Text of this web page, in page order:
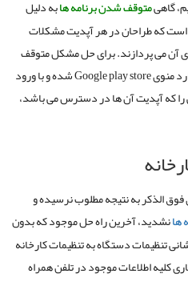
گاهیمتوقفشدنبرنامههابه دلیل
که طراحان در هر آپدیت مشکلات
آن می پردازند.برای حل مشکل متوقف
منویGoogle play store
شده و با ورود
را که آپدیت آن ها در دسترس می باشد،
الذکر به نتیجه مطلوب نرسیده و
هانشدید، آخرین راه حل موجود که بدون
تنظیمات دستگاه به تنظیمات کارخانه
کلیه اطلاعات موجود در تلفن همراه